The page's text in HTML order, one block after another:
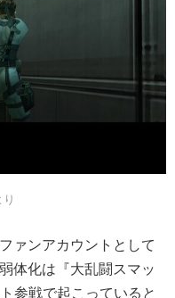
り
ァンアカウントとして
体化は『大乱闘スマッ
参戦で起こっていると